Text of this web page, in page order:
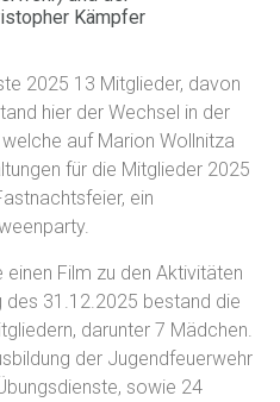
Kämpfer
2025 13 Mitglieder, davon
hier der Wechsel in der
auf Marion Wollnitza
für die Mitglieder 2025
ein
Film zu den Aktivitäten
31.12.2025 bestand die
darunter 7 Mädchen.
der Jugendfeuerwehr
sowie 24